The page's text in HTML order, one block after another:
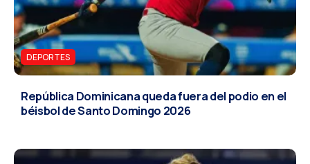
DEPORTES
República Dominicana queda fuera del podio en el
béisbol de Santo Domingo 2026